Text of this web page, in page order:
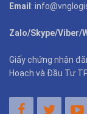
Email :
Zalo/Skype/Viber/
Giấy chứng nhận
Hoạch và Đầu Tư